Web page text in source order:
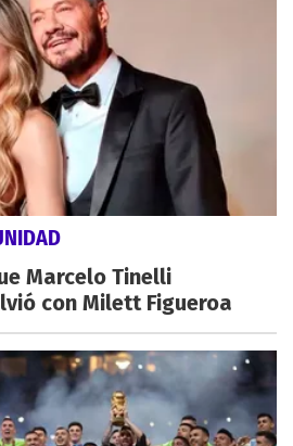
Marcelo Tinelli
con Milett Figueroa